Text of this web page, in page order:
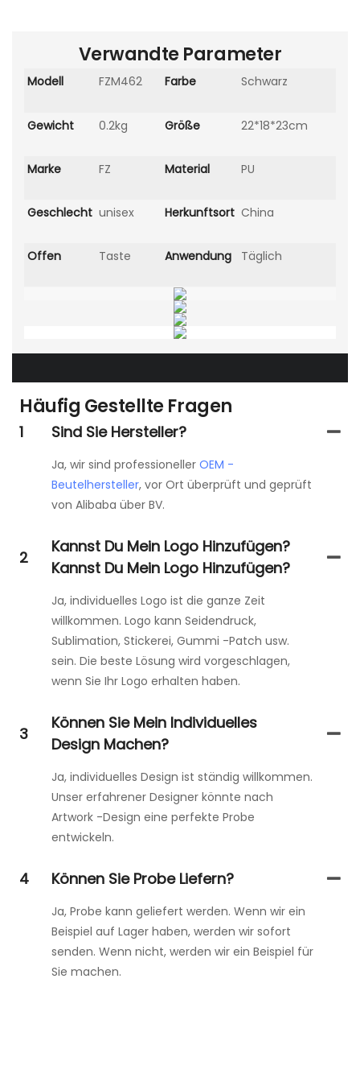
Verwandte Parameter
Modell FZM462 Farbe Schwarz
Gewicht 0.2kg Größe 22*18*23cm
Marke FZ Material PU
Geschlecht unisex Herkunftsort China
Offen Taste Anwendung Täglich
Häufig Gestellte Fragen
1 Sind Sie Hersteller?
Ja, wir sind professioneller OEM -
Beutelhersteller, vor Ort überprüft und geprüft
von Alibaba über BV.
2
Kannst Du Mein Logo Hinzufügen?
Kannst Du Mein Logo Hinzufügen?
Ja, individuelles Logo ist die ganze Zeit
willkommen. Logo kann Seidendruck,
Sublimation, Stickerei, Gummi -Patch usw.
sein. Die beste Lösung wird vorgeschlagen,
wenn Sie Ihr Logo erhalten haben.
3
Können Sie Mein Individuelles
Design Machen?
Ja, individuelles Design ist ständig willkommen.
Unser erfahrener Designer könnte nach
Artwork -Design eine perfekte Probe
entwickeln.
4 Können Sie Probe Liefern?
Ja, Probe kann geliefert werden. Wenn wir ein
Beispiel auf Lager haben, werden wir sofort
senden. Wenn nicht, werden wir ein Beispiel für
Sie machen.